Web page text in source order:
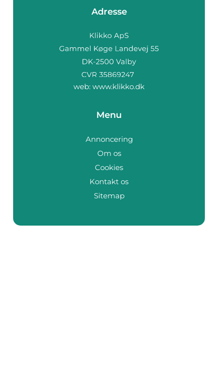
Adresse
web: www.klikko.dk
Menu
Annoncering
Om os
Cookies
Kontakt os
Sitemap